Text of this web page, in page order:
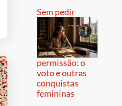
Sem pedir
permissão: o
voto e outras
conquistas
femininas